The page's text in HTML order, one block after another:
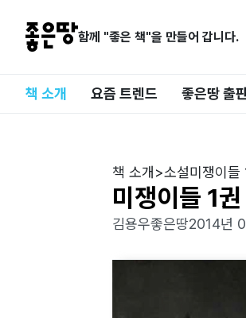
함께 "좋은 책"을 만들어 갑니다.
책 소개 요즘 트렌드 좋은땅 출
책 소개 >소설미쟁이들
미쟁이들 1권
김용우좋은땅2014년